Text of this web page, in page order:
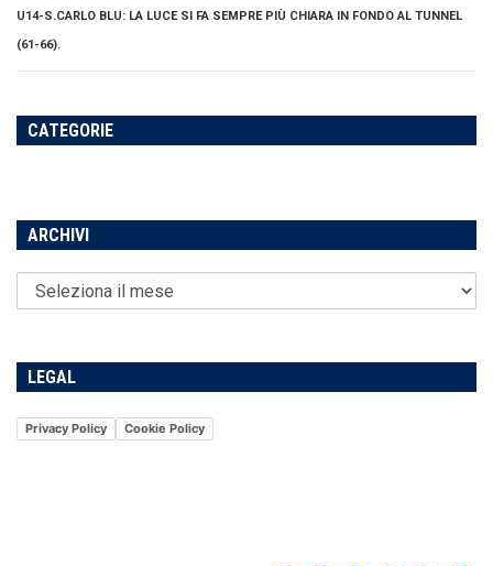
U14-S.CARLO BLU: LA LUCE SI FA SEMPRE PIÙ CHIARA IN FONDO AL TUNNEL
(61-66).
CATEGORIE
ARCHIVI
LEGAL
Privacy Policy Cookie Policy